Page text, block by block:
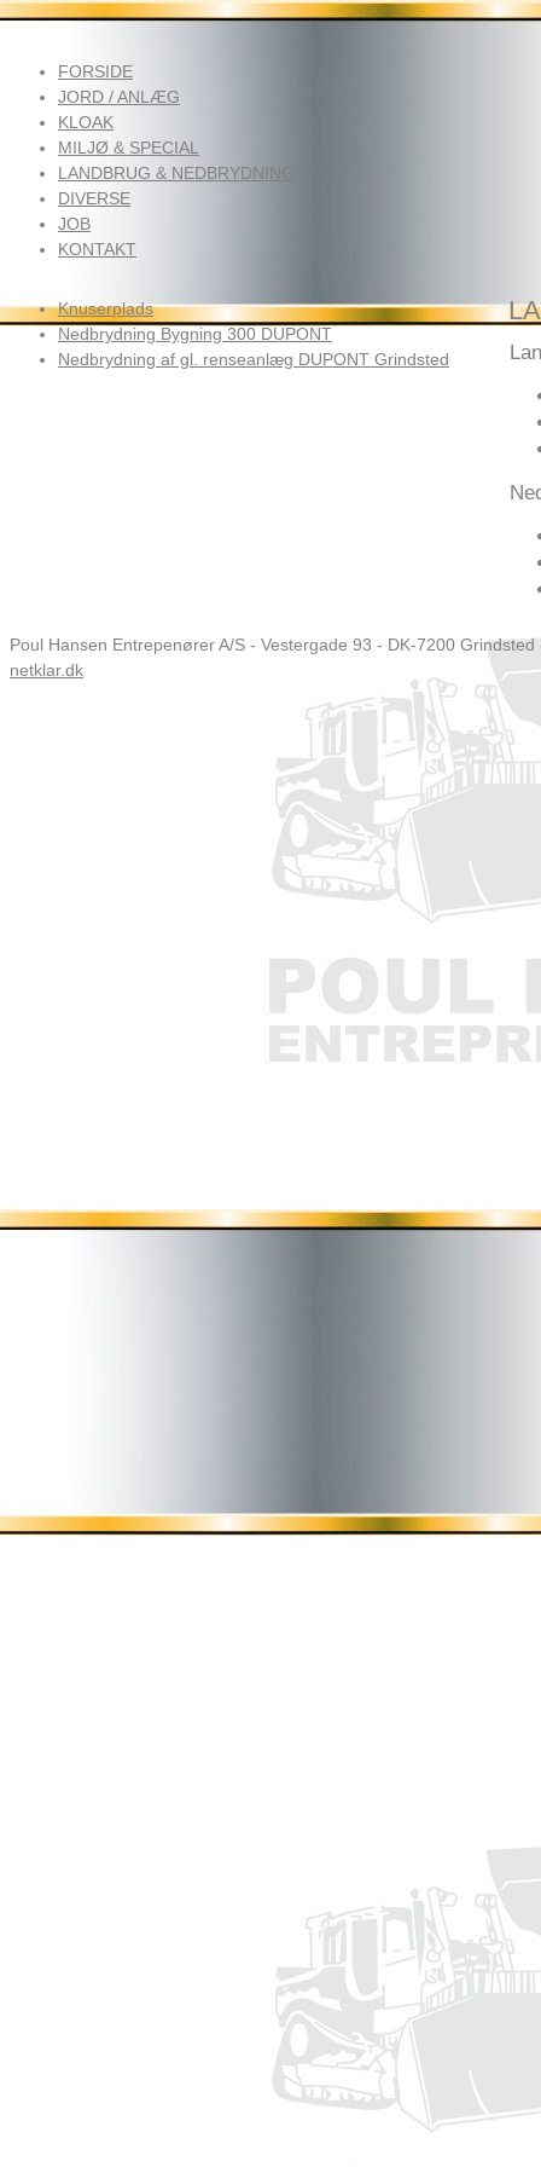
FORSIDE
JORD / ANLÆG
KLOAK
MILJØ & SPECIAL
LANDBRUG & NEDBRYDNING
DIVERSE
JOB
KONTAKT
Knuserplads
Nedbrydning Bygning 300 DUPONT
Nedbrydning af gl. renseanlæg DUPONT Grindsted
Poul Hansen Entrepenører A/S - Vestergade 93 - DK-7200
netklar.dk